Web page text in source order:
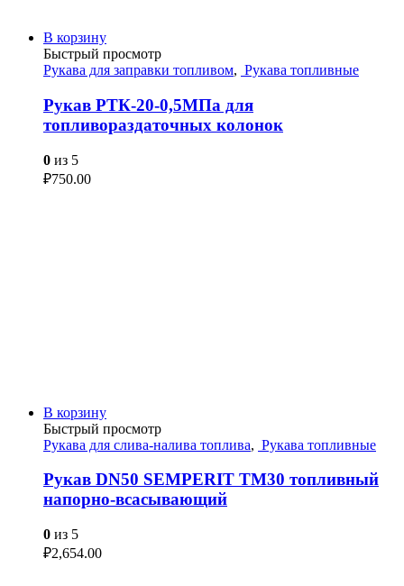
В корзину
Быстрый просмотр
Рукава для заправки топливом, Рукава топливные
Рукав РТК-20-0,5МПа для
топливораздаточных колонок
0 из 5
₽750.00
В корзину
Быстрый просмотр
Рукава для слива-налива топлива, Рукава топливные
Рукав DN50 SEMPERIT ТМ30 топливный
напорно-всасывающий
0 из 5
₽2,654.00